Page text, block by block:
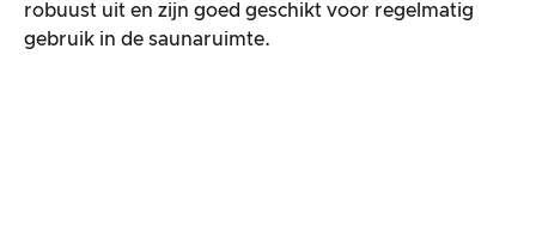
robuust uit en zijn goed geschikt voor regelmatig
gebruik in de saunaruimte.